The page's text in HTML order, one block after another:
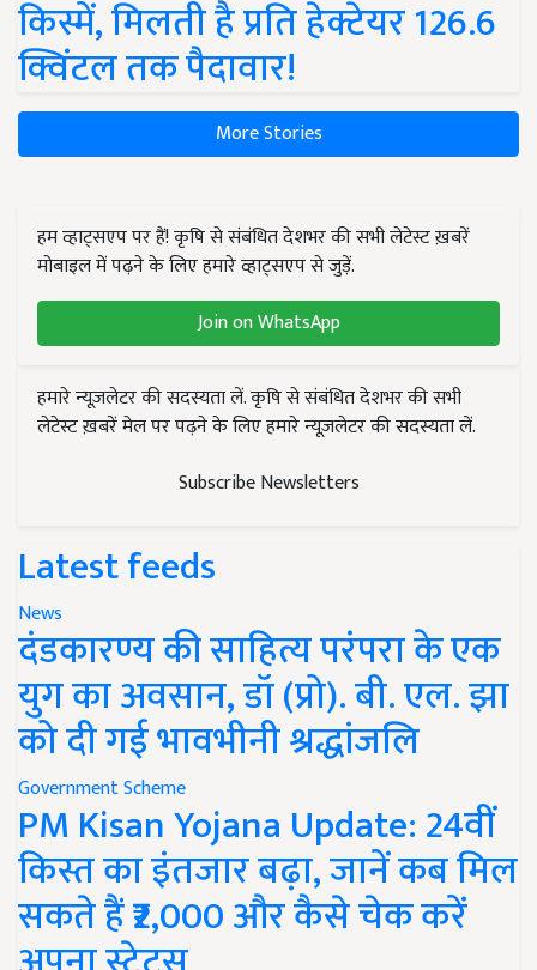
किस्में, मिलती है प्रति हेक्टेयर 126.6
क्विंटल तक पैदावार!
More Stories
हम व्हाट्सएप पर हैं! कृषि से संबंधित देशभर की सभी लेटेस्ट ख़बरें
मोबाइल में पढ़ने के लिए हमारे व्हाट्सएप से जुड़ें.
Join on WhatsApp
हमारे न्यूज़लेटर की सदस्यता लें. कृषि से संबंधित देशभर की सभी
लेटेस्ट ख़बरें मेल पर पढ़ने के लिए हमारे न्यूज़लेटर की सदस्यता लें.
Subscribe Newsletters
Latest feeds
News
दंडकारण्य की साहित्य परंपरा के एक
युग का अवसान, डॉ (प्रो). बी. एल. झा
को दी गई भावभीनी श्रद्धांजलि
Government Scheme
PM Kisan Yojana Update: 24वीं
किस्त का इंतजार बढ़ा, जानें कब मिल
सकते हैं ₹2,000 और कैसे चेक करें